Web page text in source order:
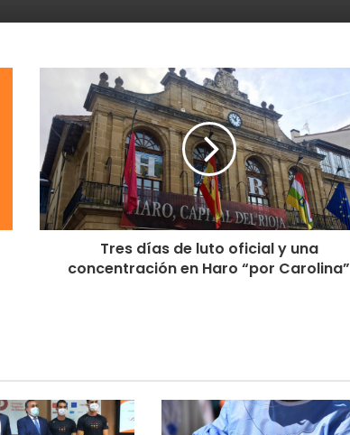
Tres días de luto oficial y una
concentración en Haro “por Carolina”